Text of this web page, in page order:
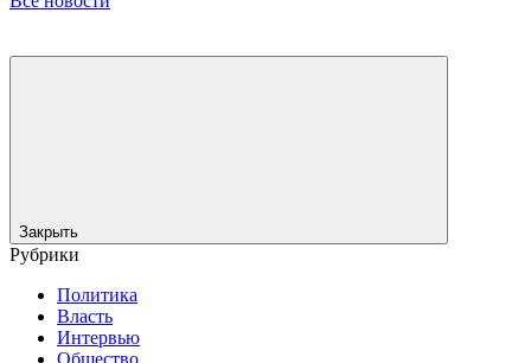
Закрыть
Рубрики
Политика
Власть
Интервью